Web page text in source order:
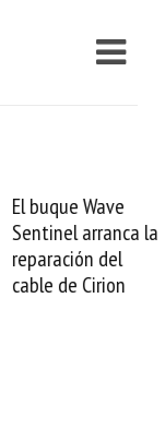
El buque Wave
Sentinel arranca la
reparación del
cable de Cirion